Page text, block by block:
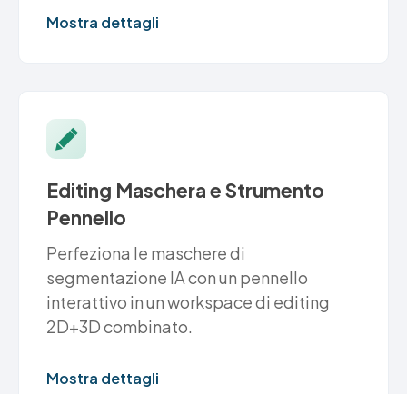
Mostra dettagli
Editing Maschera e Strumento
Pennello
Perfeziona le maschere di
segmentazione IA con un pennello
interattivo in un workspace di editing
2D+3D combinato.
Mostra dettagli